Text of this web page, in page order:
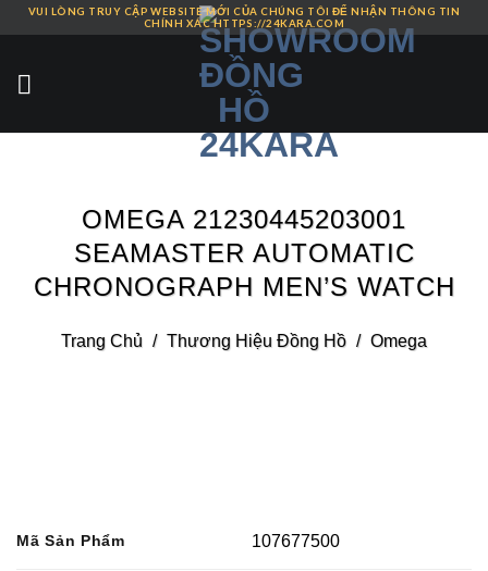
Skip
content
VUI LÒNG TRUY CẬP WEBSITE MỚI CỦA CHÚNG TÔI ĐỂ NHẬN THÔNG TIN
CHÍNH XÁC HTTPS://24KARA.COM
OMEGA 21230445203001
SEAMASTER AUTOMATIC
CHRONOGRAPH MEN’S WATCH
Trang Chủ / Thương Hiệu Đồng Hồ / Omega
Mã Sản Phẩm 107677500